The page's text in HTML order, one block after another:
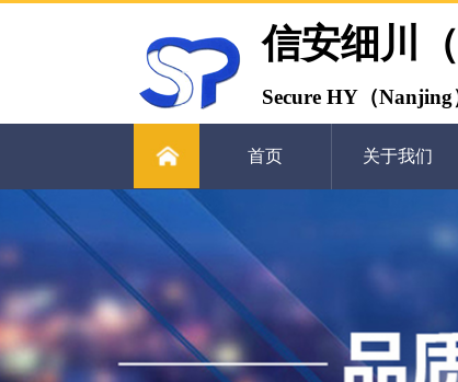
信安细川
Secure HY（
首页 关于我们